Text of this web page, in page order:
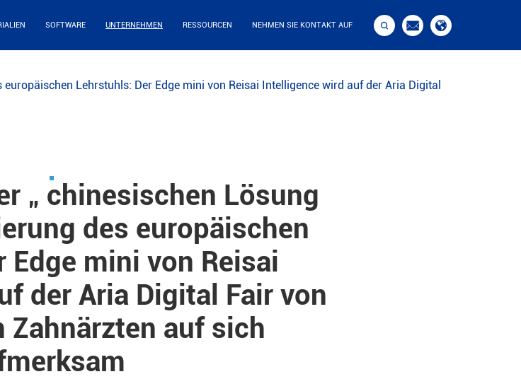
SOFTWARE UNTERNEHMEN RESSOURCEN NEHMEN SIE KONTAKT AUF   
Lehrstuhls: Der Edge mini von Reisai Intelligence wird auf der Aria Digital
„ chinesischen Lösung
des europäischen
Edge mini von Reisai
der Aria Digital Fair von
Zahnärzten auf sich